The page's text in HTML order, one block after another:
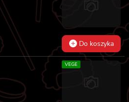
z krewetką,
2x nigiri z
2x nigiri z
Do koszyka
VEGE